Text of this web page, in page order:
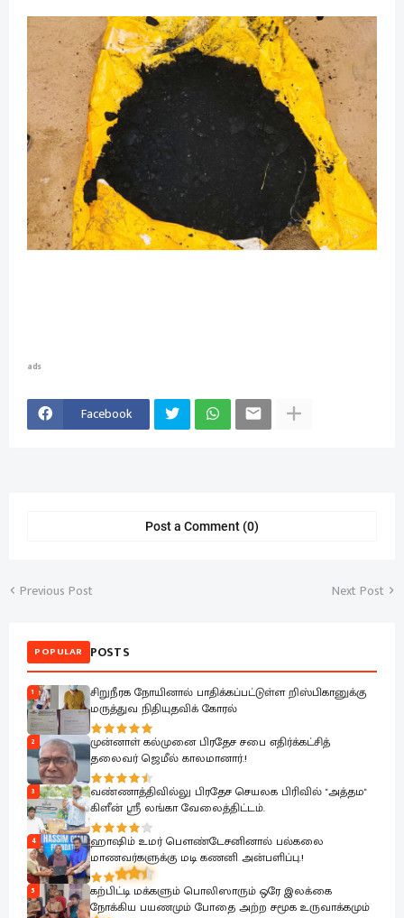
ads
Facebook
Post a Comment (0)
Previous Post Next Post
POPULAR POSTS
1
சிறுநீரக நோயினால் பாதிக்கப்பட்டுள்ள றிஸ்பிகானுக்கு
மருத்துவ நிதியுதவிக் கோரல்
2
முன்னாள் கல்முனை பிரதேச சபை எதிர்க்கட்சித்
தலைவர் ஜெமீல் காலமானார்.!
3
வண்ணாத்திவில்லு பிரதேச செயலக பிரிவில் "அத்தம"
கிளீன் ஸ்ரீ லங்கா வேலைத்திட்டம்.
4
ஹாஷிம் உமர் பௌண்டேசனினால் பல்கலை
மாணவர்களுக்கு மடி கணனி அன்பளிப்பு.!
5
கற்பிட்டி மக்களும் பொலிஸாரும் ஒரே இலக்கை
நோக்கிய பயணமும் போதை அற்ற சமூக உருவாக்கமும்